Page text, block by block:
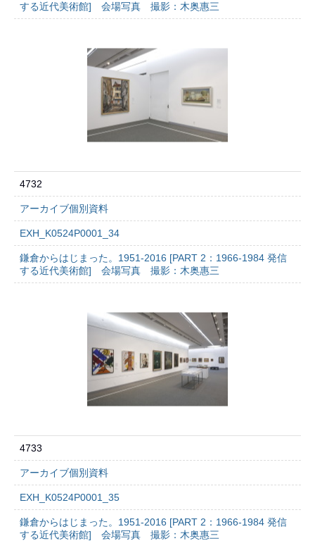
する近代美術館] 会場写真 撮影：木奥惠三
4732
アーカイブ個別資料
EXH_K0524P0001_34
鎌倉からはじまった。1951-2016 [PART 2：1966-1984 発信
する近代美術館] 会場写真 撮影：木奥惠三
4733
アーカイブ個別資料
EXH_K0524P0001_35
鎌倉からはじまった。1951-2016 [PART 2：1966-1984 発信
する近代美術館] 会場写真 撮影：木奥惠三